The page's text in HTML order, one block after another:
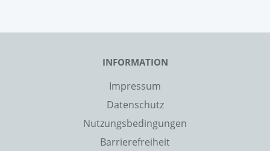
INFORMATION
Impressum
Datenschutz
Nutzungsbedingungen
Barrierefreiheit